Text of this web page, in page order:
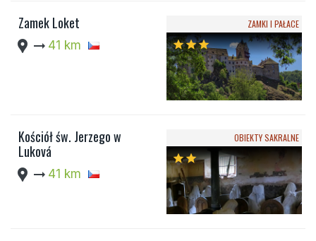
Zamek Loket
location_pin arrow_right_alt 41 km
ZAMKI I PAŁACE
starstarstar
Kościół św. Jerzego w
Luková
location_pin arrow_right_alt 41 km
OBIEKTY SAKRALNE
starstar